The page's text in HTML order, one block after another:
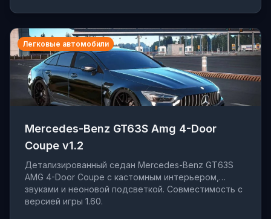
Легковые автомобили
Mercedes-Benz GT63S Amg 4-Door
Coupe v1.2
Детализированный седан Mercedes-Benz GT63S
AMG 4-Door Coupe с кастомным интерьером,
звуками и неоновой подсветкой. Совместимость с
версией игры 1.60.